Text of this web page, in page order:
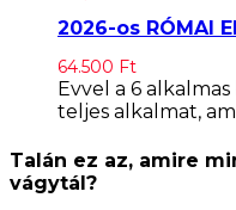
2026-os RÓMAI
64.500 Ft
Evvel a 6
teljes alkalmat,
Talán ez az, amire
vágytál?